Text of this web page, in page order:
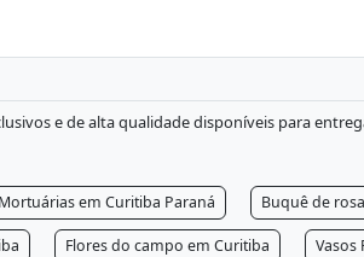
e de alta qualidade disponíveis para
em Curitiba Paraná Buquê de
Flores do campo em Curitiba Vasos